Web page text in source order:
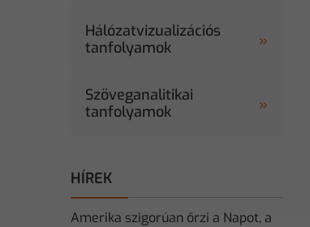
Hálózatvizualizációs
tanfolyamok
Szöveganalitikai
tanfolyamok
HÍREK
Amerika szigorúan őrzi a Napot, a